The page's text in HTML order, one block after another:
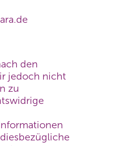
den
jedoch nicht
zu